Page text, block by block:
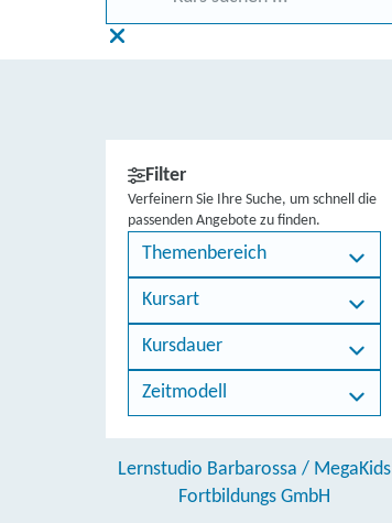
Filter
Verfeinern Sie Ihre Suche, um schnell die
passenden Angebote zu finden.
Themenbereich
Kursart
Kursdauer
Zeitmodell
Lernstudio Barbarossa / MegaKids
Fortbildungs GmbH